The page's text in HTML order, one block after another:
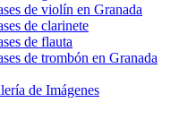
de violín en Granada
de clarinete
de flauta
de trombón en Granada
de Imágenes